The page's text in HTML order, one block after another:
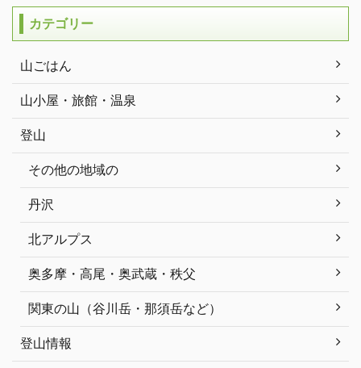
カテゴリー
山ごはん
山小屋・旅館・温泉
登山
その他の地域の
丹沢
北アルプス
奥多摩・高尾・奥武蔵・秩父
関東の山（谷川岳・那須岳など）
登山情報